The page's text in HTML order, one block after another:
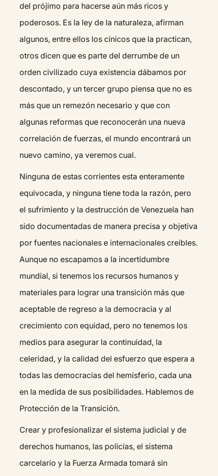
del prójimo para hacerse aún más ricos y
poderosos. Es la ley de la naturaleza, afirman
algunos, entre ellos los cínicos que la practican,
otros dicen que es parte del derrumbe de un
orden civilizado cuya existencia dábamos por
descontado, y un tercer grupo piensa que no es
más que un remezón necesario y que con
algunas reformas que reconocerán una nueva
correlación de fuerzas, el mundo encontrará un
nuevo camino, ya veremos cual.
Ninguna de estas corrientes esta enteramente
equivocada, y ninguna tiene toda la razón, pero
el sufrimiento y la destrucción de Venezuela han
sido documentadas de manera precisa y objetiva
por fuentes nacionales e internacionales creíbles.
Aunque no escapamos a la incertidumbre
mundial, si tenemos los recursos humanos y
materiales para lograr una transición más que
aceptable de regreso a la democracia y al
crecimiento con equidad, pero no tenemos los
medios para asegurar la continuidad, la
celeridad, y la calidad del esfuerzo que espera a
todas las democracias del hemisferio, cada una
en la medida de sus posibilidades. Hablemos de
Protección de la Transición.
Crear y profesionalizar el sistema judicial y de
derechos humanos, las policías, el sistema
carcelario y la Fuerza Armada tomará sin